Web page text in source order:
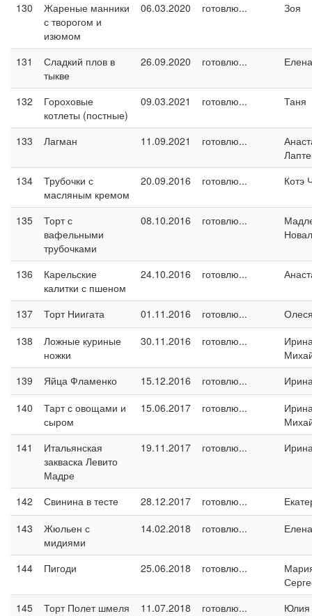
130
Жареные манники
с творогом и
изюмом
06.03.2020 готовлю... Зоя
131
Сладкий плов в
тыкве
26.09.2020 готовлю...
132
Гороховые
котлеты (постные)
09.03.2021 готовлю... Таня
133 Лагман 11.09.2021 готовлю...
134
Трубочки с
масляным кремом
20.09.2016 готовлю... Котэ
135
Торт с
вафельными
трубочками
08.10.2016 готовлю...
136
Карельские
калитки с пшеном
24.10.2016 готовлю...
137 Торт Ниигата 01.11.2016 готовлю...
138
Ложные куриные
ножки
30.11.2016 готовлю...
139
Яйца Фламенко 15.12.2016 готовлю...
140
Тарт с овощами и
сыром
15.06.2017 готовлю...
141
Итальянская
закваска Левито
Мадре
19.11.2017 готовлю...
142 Свинина в тесте 28.12.2017 готовлю...
143
Жюльен с
мидиями
14.02.2018 готовлю...
144 Пигоди 25.06.2018 готовлю...
145
Торт Полет шмеля 11.07.2018 готовлю...
Юлия